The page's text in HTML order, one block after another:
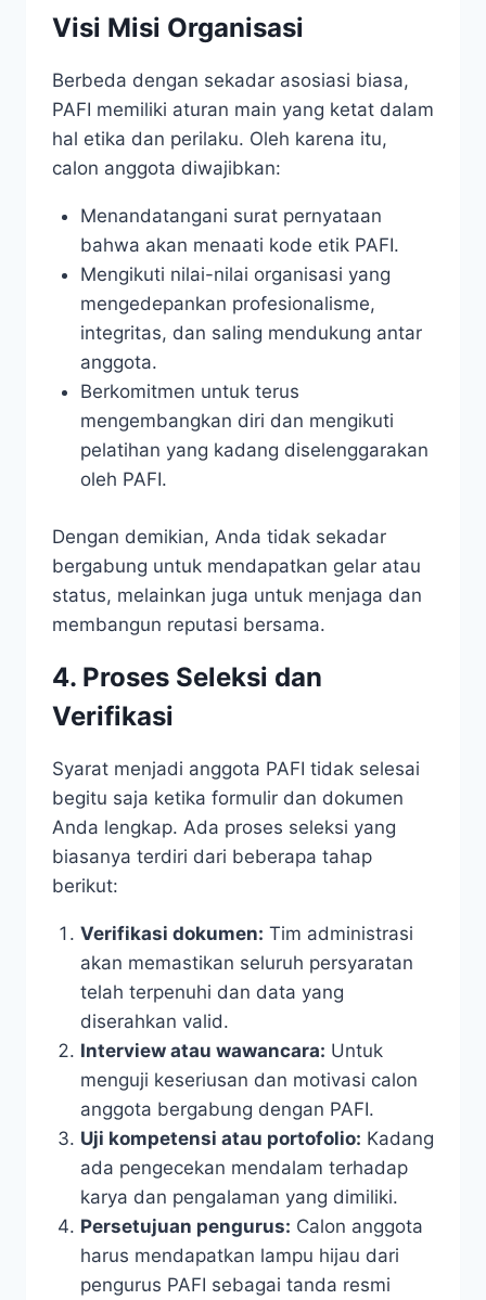
Visi Misi Organisasi
Berbeda dengan sekadar asosiasi biasa,
PAFI memiliki aturan main yang ketat dalam
hal etika dan perilaku. Oleh karena itu,
calon anggota diwajibkan:
Menandatangani surat pernyataan
bahwa akan menaati kode etik PAFI.
Mengikuti nilai-nilai organisasi yang
mengedepankan profesionalisme,
integritas, dan saling mendukung antar
anggota.
Berkomitmen untuk terus
mengembangkan diri dan mengikuti
pelatihan yang kadang diselenggarakan
oleh PAFI.
Dengan demikian, Anda tidak sekadar
bergabung untuk mendapatkan gelar atau
status, melainkan juga untuk menjaga dan
membangun reputasi bersama.
4. Proses Seleksi dan
Verifikasi
Syarat menjadi anggota PAFI tidak selesai
begitu saja ketika formulir dan dokumen
Anda lengkap. Ada proses seleksi yang
biasanya terdiri dari beberapa tahap
berikut:
Verifikasi dokumen: Tim administrasi
akan memastikan seluruh persyaratan
telah terpenuhi dan data yang
diserahkan valid.
Interview atau wawancara: Untuk
menguji keseriusan dan motivasi calon
anggota bergabung dengan PAFI.
Uji kompetensi atau portofolio: Kadang
ada pengecekan mendalam terhadap
karya dan pengalaman yang dimiliki.
Persetujuan pengurus: Calon anggota
harus mendapatkan lampu hijau dari
pengurus PAFI sebagai tanda resmi